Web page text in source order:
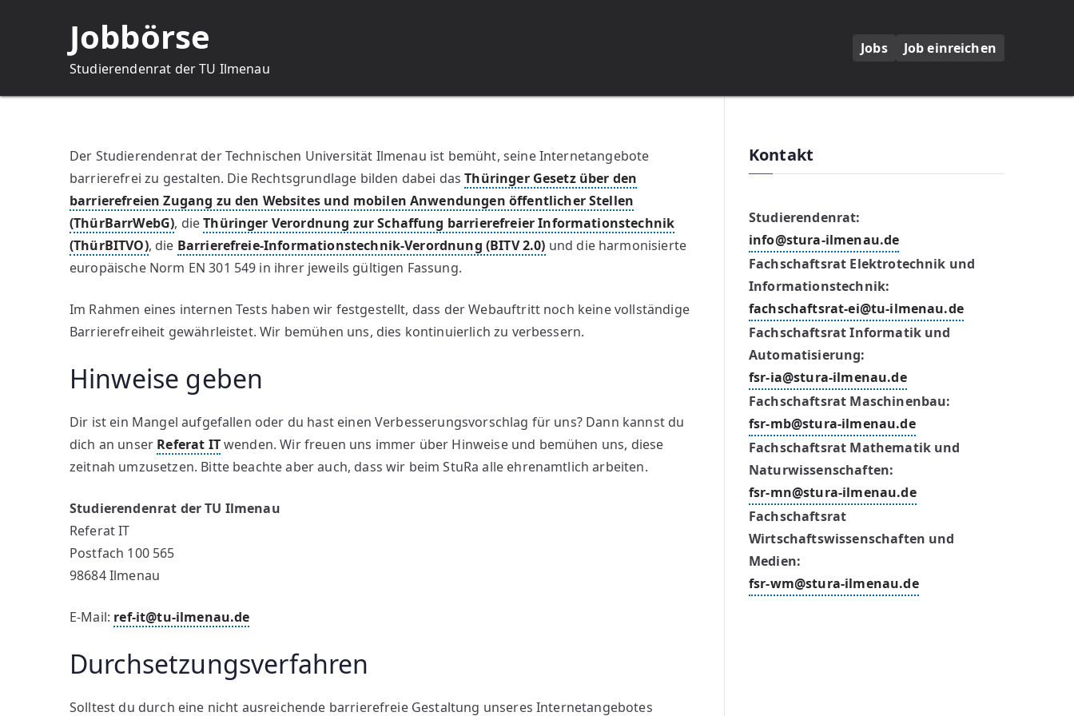
Jobbörse
Studierendenrat der TU Ilmenau
Jobs Job einreichen
Der Studierendenrat der Technischen Universität Ilmenau ist bemüht, seine Internetangebote
barrierefrei zu gestalten. Die Rechtsgrundlage bilden dabei dasThüringer Gesetz über den
barrierefreien Zugang zu den Websites und mobilen Anwendungen öffentlicher Stellen
(ThürBarrWebG), dieThüringer Verordnung zur Schaffung barrierefreier Informationstechnik
(ThürBITVO), die Barrierefreie-Informationstechnik-Verordnung (BITV 2.0) und die harmonisierte
europäische Norm EN 301 549 in ihrer jeweils gültigen Fassung.
Im Rahmen eines internen Tests haben wir festgestellt, dass der Webauftritt noch keine vollständige
Barrierefreiheit gewährleistet. Wir bemühen uns, dies kontinuierlich zu verbessern.
Hinweise geben
Dir ist ein Mangel aufgefallen oder du hast einen Verbesserungsvorschlag für uns? Dann kannst du
dich an unser Referat ITwenden. Wir freuen uns immer über Hinweise und bemühen uns, diese
zeitnah umzusetzen. Bitte beachte aber auch, dass wir beim StuRa alle ehrenamtlich arbeiten.
Studierendenrat der TU Ilmenau
Referat IT
Postfach 100 565
98684 Ilmenau
E-Mail: ref-it@tu-ilmenau.de
Durchsetzungsverfahren
Solltest du durch eine nicht ausreichende barrierefreie Gestaltung unseres Internetangebotes
Kontakt
Studierendenrat:
info@stura-ilmenau.de
Fachschaftsrat Elektrotechnik und
Informationstechnik:
fachschaftsrat-ei@tu-ilmenau.de
Fachschaftsrat Informatik und
Automatisierung:
fsr-ia@stura-ilmenau.de
Fachschaftsrat Maschinenbau:
fsr-mb@stura-ilmenau.de
Fachschaftsrat Mathematik und
Naturwissenschaften:
fsr-mn@stura-ilmenau.de
Fachschaftsrat
Wirtschaftswissenschaften und
Medien:
fsr-wm@stura-ilmenau.de